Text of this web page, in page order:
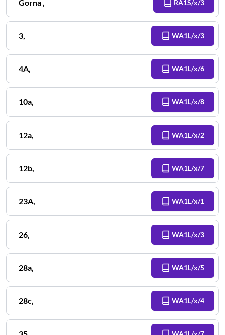
Gorna, RA1S/x/3
3, WA1L/x/3
4A, WA1L/x/6
10a, WA1L/x/8
12a, WA1L/x/2
12b, WA1L/x/7
23A, WA1L/x/1
26, WA1L/x/3
28a, WA1L/x/5
28c, WA1L/x/4